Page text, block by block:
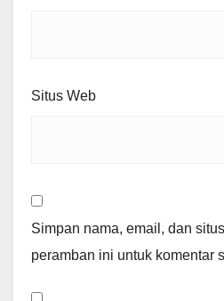
Situs Web
Simpan nama, email, dan
peramban ini untuk komentar